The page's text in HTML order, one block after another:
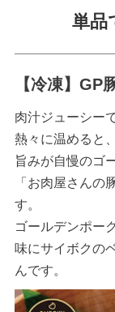
単品
【冷凍】GP
肉汁ジューシー
熱々に温めると
旨みが自慢のゴ
「お肉屋さんの
す。
ゴールデンポー
味にサイボクの
んです。